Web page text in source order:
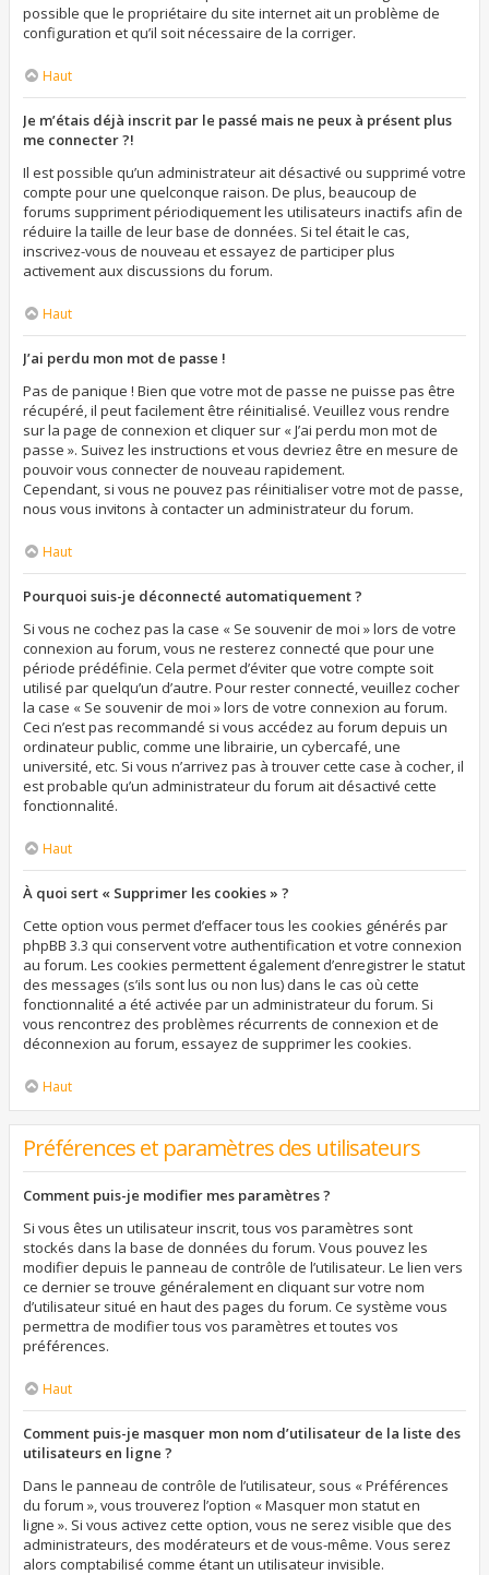
possible que le propriétaire du site internet ait un problème de
configuration et qu’il soit nécessaire de la corriger.
Haut
Je m’étais déjà inscrit par le passé mais ne peux à présent plus
me connecter ?!
Il est possible qu’un administrateur ait désactivé ou supprimé votre
compte pour une quelconque raison. De plus, beaucoup de
forums suppriment périodiquement les utilisateurs inactifs afin de
réduire la taille de leur base de données. Si tel était le cas,
inscrivez-vous de nouveau et essayez de participer plus
activement aux discussions du forum.
Haut
J’ai perdu mon mot de passe !
Pas de panique ! Bien que votre mot de passe ne puisse pas être
récupéré, il peut facilement être réinitialisé. Veuillez vous rendre
sur la page de connexion et cliquer sur « J’ai perdu mon mot de
passe ». Suivez les instructions et vous devriez être en mesure de
pouvoir vous connecter de nouveau rapidement.
Cependant, si vous ne pouvez pas réinitialiser votre mot de passe,
nous vous invitons à contacter un administrateur du forum.
Haut
Pourquoi suis-je déconnecté automatiquement ?
Si vous ne cochez pas la case « Se souvenir de moi » lors de votre
connexion au forum, vous ne resterez connecté que pour une
période prédéfinie. Cela permet d’éviter que votre compte soit
utilisé par quelqu’un d’autre. Pour rester connecté, veuillez cocher
la case « Se souvenir de moi » lors de votre connexion au forum.
Ceci n’est pas recommandé si vous accédez au forum depuis un
ordinateur public, comme une librairie, un cybercafé, une
université, etc. Si vous n’arrivez pas à trouver cette case à cocher, il
est probable qu’un administrateur du forum ait désactivé cette
fonctionnalité.
Haut
À quoi sert « Supprimer les cookies » ?
Cette option vous permet d’effacer tous les cookies générés par
phpBB 3.3 qui conservent votre authentification et votre connexion
au forum. Les cookies permettent également d’enregistrer le statut
des messages (s’ils sont lus ou non lus) dans le cas où cette
fonctionnalité a été activée par un administrateur du forum. Si
vous rencontrez des problèmes récurrents de connexion et de
déconnexion au forum, essayez de supprimer les cookies.
Haut
Préférences et paramètres des utilisateurs
Comment puis-je modifier mes paramètres ?
Si vous êtes un utilisateur inscrit, tous vos paramètres sont
stockés dans la base de données du forum. Vous pouvez les
modifier depuis le panneau de contrôle de l’utilisateur. Le lien vers
ce dernier se trouve généralement en cliquant sur votre nom
d’utilisateur situé en haut des pages du forum. Ce système vous
permettra de modifier tous vos paramètres et toutes vos
préférences.
Haut
Comment puis-je masquer mon nom d’utilisateur de la liste des
utilisateurs en ligne ?
Dans le panneau de contrôle de l’utilisateur, sous « Préférences
du forum », vous trouverez l’option « Masquer mon statut en
ligne ». Si vous activez cette option, vous ne serez visible que des
administrateurs, des modérateurs et de vous-même. Vous serez
alors comptabilisé comme étant un utilisateur invisible.